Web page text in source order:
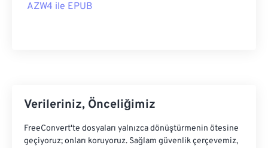
AZW4 ile EPUB
Verileriniz, Önceliğimiz
FreeConvert'te dosyaları yalnızca dönüştürmenin ötesine
geçiyoruz; onları koruyoruz. Sağlam güvenlik çerçevemiz,